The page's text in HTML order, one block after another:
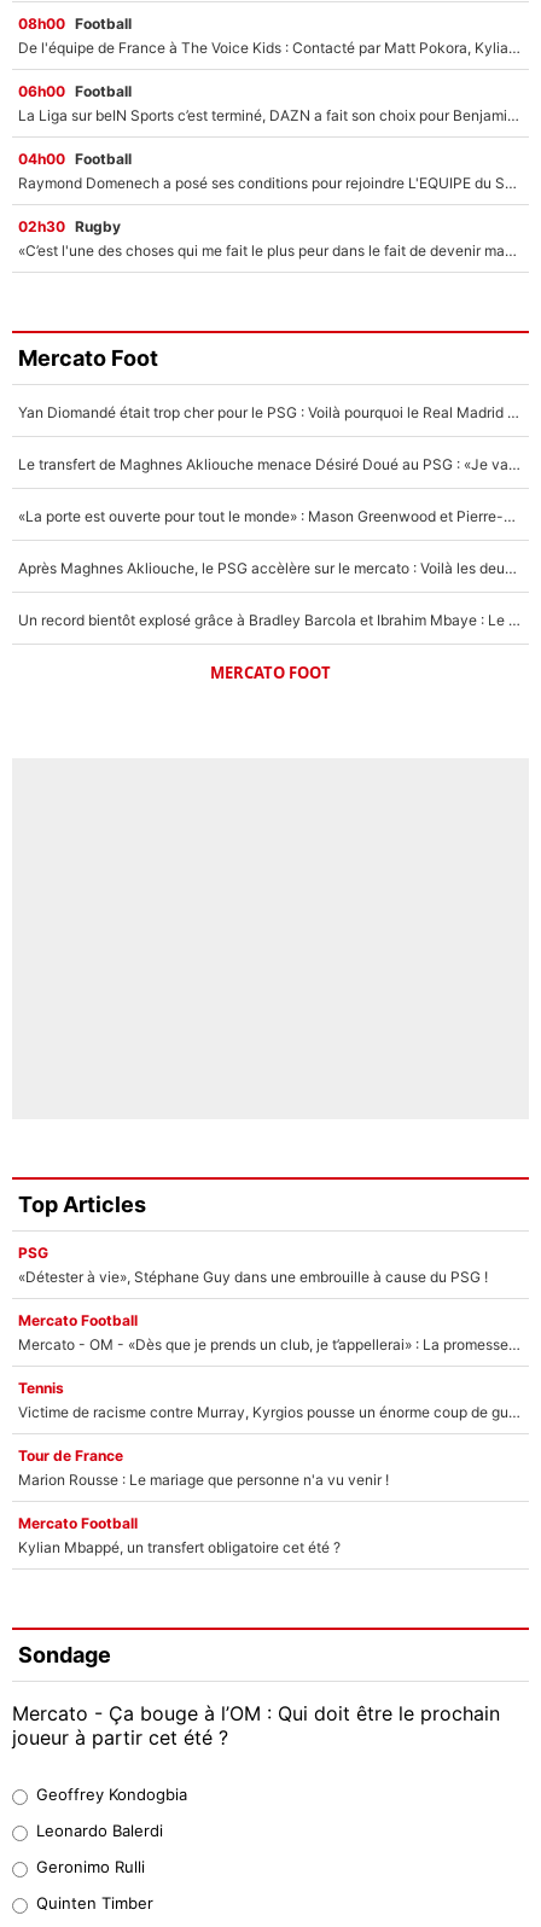
08h00 Football
De l'équipe de France à The Voice Kids : Contacté par Matt Pokora, Kylian Mbappé a accepté de jouer un rôle inédit sur TF1 !
06h00 Football
La Liga sur beIN Sports c’est terminé, DAZN a fait son choix pour Benjamin Da Silva et Omar Da Fonseca !
04h00 Football
Raymond Domenech a posé ses conditions pour rejoindre L'EQUIPE du Soir : Il refuse de faire l'émission avec un autre chroniqueur !
02h30 Rugby
«C’est l'une des choses qui me fait le plus peur dans le fait de devenir maman» : En couple avec Antoine Dupont, Iris Mittenaere s'inquiète déjà pour ses futurs enfants !
Mercato Foot
Yan Diomandé était trop cher pour le PSG : Voilà pourquoi le Real Madrid a accepté de payer la somme record de 140M€ pour boucler son transfert !
Le transfert de Maghnes Akliouche menace Désiré Doué au PSG : «Je valide à 200%»
«La porte est ouverte pour tout le monde» : Mason Greenwood et Pierre-Emerick Aubameyang ont quitté l'OM, Amine Gouiri balance sur la suite du mercato et sur la réaction du vestiaire !
Après Maghnes Akliouche, le PSG accèlère sur le mercato : Voilà les deux nouvelles recrues qui vont signer la semaine prochaine ?
Un record bientôt explosé grâce à Bradley Barcola et Ibrahim Mbaye : Le PSG sur le point de réaliser un mercato historique ?
MERCATO FOOT
Top Articles
PSG
«Détester à vie», Stéphane Guy dans une embrouille à cause du PSG !
Mercato Football
Mercato - OM - «Dès que je prends un club, je t’appellerai» : La promesse de Marcelino au moment de claquer la porte
Tennis
Victime de racisme contre Murray, Kyrgios pousse un énorme coup de gueule !
Tour de France
Marion Rousse : Le mariage que personne n'a vu venir !
Mercato Football
Kylian Mbappé, un transfert obligatoire cet été ?
Sondage
Mercato - Ça bouge à l’OM : Qui doit être le prochain
joueur à partir cet été ?
38%
32%
Geoffrey Kondogbia
Leonardo Balerdi
Geronimo Rulli
Quinten Timber